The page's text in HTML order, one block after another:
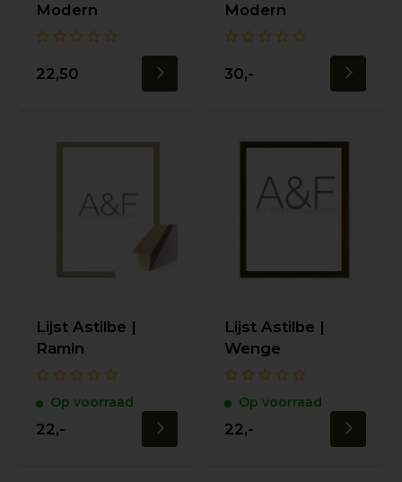
Modern
22,50
Modern
30,-
Lijst Astilbe |
Ramin
Op voorraad
22,-
Lijst Astilbe |
Wenge
Op voorraad
22,-